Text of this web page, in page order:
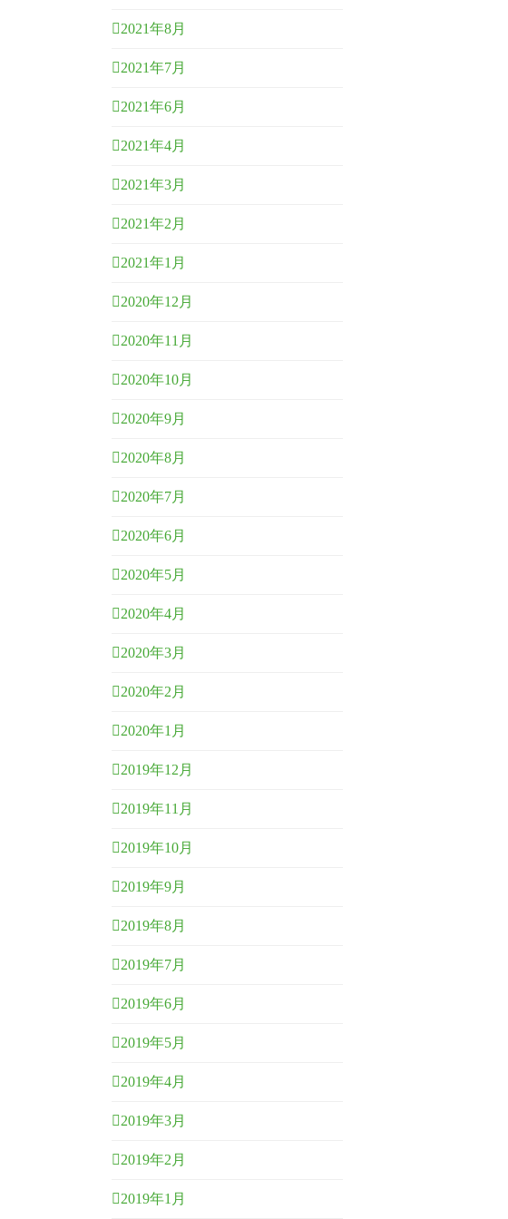
2021年8月
2021年7月
2021年6月
2021年4月
2021年3月
2021年2月
2021年1月
2020年12月
2020年11月
2020年10月
2020年9月
2020年8月
2020年7月
2020年6月
2020年5月
2020年4月
2020年3月
2020年2月
2020年1月
2019年12月
2019年11月
2019年10月
2019年9月
2019年8月
2019年7月
2019年6月
2019年5月
2019年4月
2019年3月
2019年2月
2019年1月